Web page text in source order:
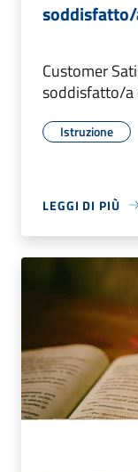
soddisfatto/
Customer
soddisfatto/a
Istruzione
LEGGI DI PIÙ